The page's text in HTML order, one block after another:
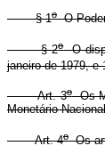
§ 1oO Poder
§ 2oO
janeiro de 1979, e
Art. 3oOs
Monetário
Art. 4oOs